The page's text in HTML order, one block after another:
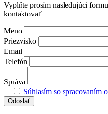
Vyplňte prosím nasledujúci
kontaktovať.
Meno
Priezvisko
Email
Telefón
Správa
Súhlasím so spracovaním